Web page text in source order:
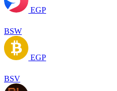
EGP
BSW
EGP
BSV